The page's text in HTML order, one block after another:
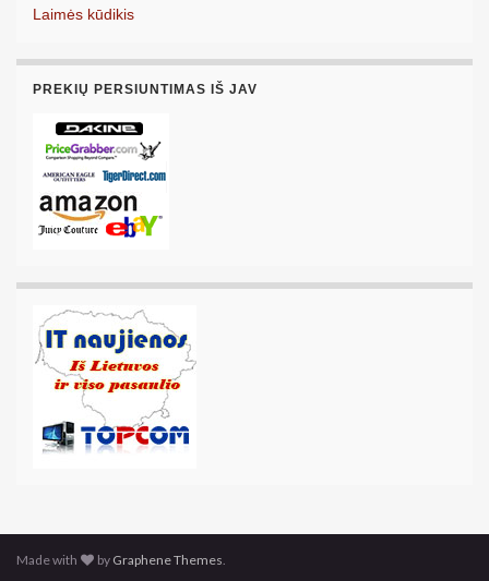
Laimės kūdikis
PREKIŲ PERSIUNTIMAS IŠ JAV
Made with by Graphene Themes.